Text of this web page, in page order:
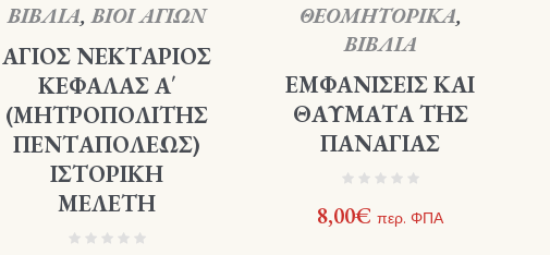
ΒΙΒΛΙΑ,ΒΙΟΙ ΑΓΙΩΝ
ΑΓΙΟΣ ΝΕΚΤΑΡΙΟΣ
ΚΕΦΑΛΑΣ Α΄
(ΜΗΤΡΟΠΟΛΙΤΗΣ
ΠΕΝΤΑΠΟΛΕΩΣ)
ΙΣΤΟΡΙΚΗ
ΜΕΛΕΤΗ
ΘΕΟΜΗΤΟΡΙΚΑ,
ΒΙΒΛΙΑ
ΕΜΦΑΝΙΣΕΙΣ ΚΑΙ
ΘΑΥΜΑΤΑ ΤΗΣ
ΠΑΝΑΓΙΑΣ
8,00€ περ. ΦΠΑ